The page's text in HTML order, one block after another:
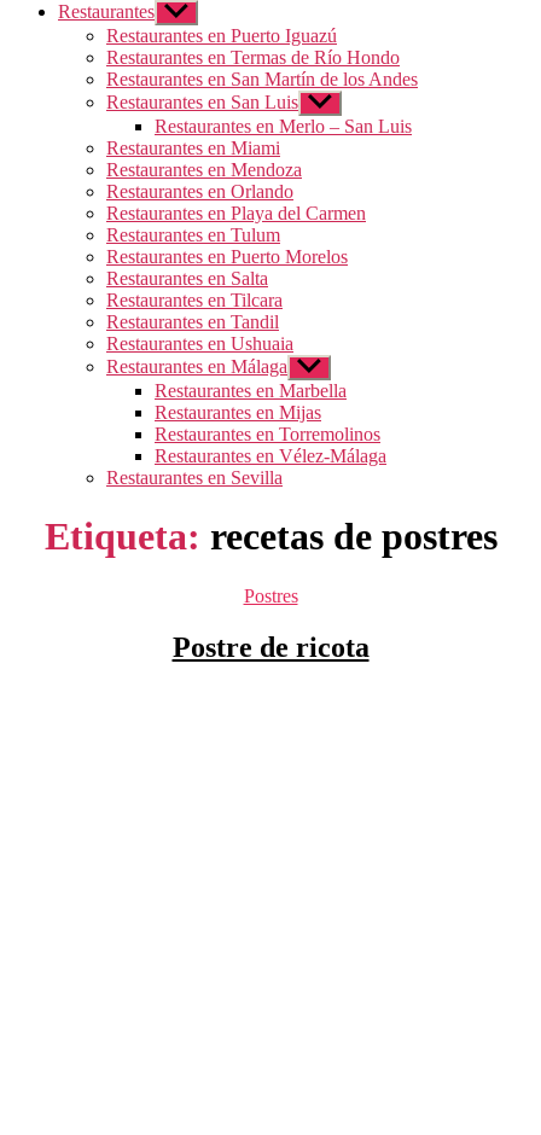
Restaurantes Mostrar
el
submenú
Restaurantes en Puerto Iguazú
Restaurantes en Termas de Río Hondo
Restaurantes en San Martín de los Andes
Restaurantes en San Luis Mostrar
el
submenú
Restaurantes en Merlo – San Luis
Restaurantes en Miami
Restaurantes en Mendoza
Restaurantes en Orlando
Restaurantes en Playa del Carmen
Restaurantes en Tulum
Restaurantes en Puerto Morelos
Restaurantes en Salta
Restaurantes en Tilcara
Restaurantes en Tandil
Restaurantes en Ushuaia
Restaurantes en Málaga Mostrar
el
submenú
Restaurantes en Marbella
Restaurantes en Mijas
Restaurantes en Torremolinos
Restaurantes en Vélez-Málaga
Restaurantes en Sevilla
Etiqueta: recetas de postres
Categorías
Postres
Postre de ricota